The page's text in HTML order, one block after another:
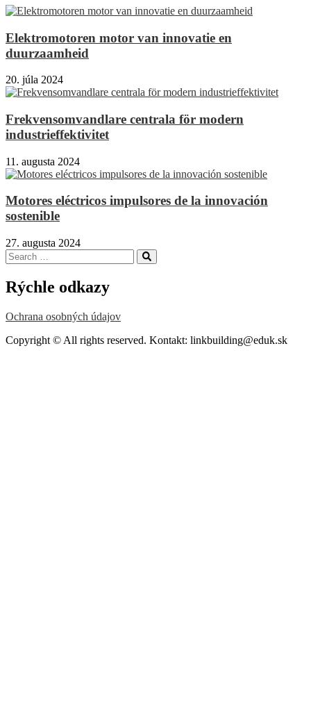
Elektromotoren motor van innovatie en
duurzaamheid
20. júla 2024
Frekvensomvandlare centrala för modern
industrieffektivitet
11. augusta 2024
Motores eléctricos impulsores de la innovación
sostenible
27. augusta 2024
Search
for:
Search
Rýchle odkazy
Ochrana osobných údajov
Copyright © All rights reserved. Kontakt: linkbuilding@eduk.sk